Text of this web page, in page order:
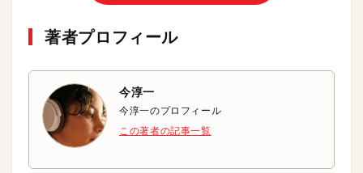
著者プロフィール
今淳一
今淳一のプロフィール
この著者の記事一覧